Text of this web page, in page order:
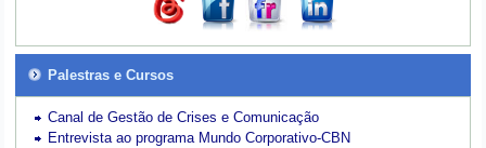
Palestras e Cursos
Canal de Gestão de Crises e Comunicação
Entrevista ao programa Mundo Corporativo-CBN